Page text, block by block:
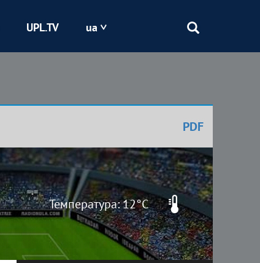
Кривбас
Шахтар
UPL.TV ua
PDF
Температура: 12°C